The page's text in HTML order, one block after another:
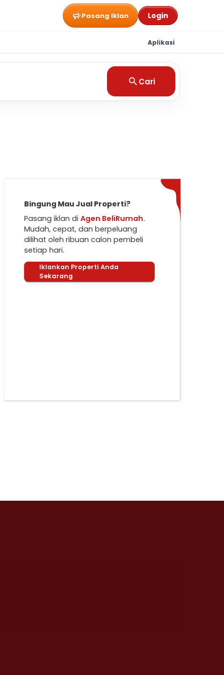
Pasang Iklan Login
Aplikasi
Cari
Bingung Mau Jual Properti?
Pasang iklan di Agen BeliRumah.
Mudah, cepat, dan berpeluang
dilihat oleh ribuan calon pembeli
setiap hari.
Iklankan Properti Anda
Sekarang